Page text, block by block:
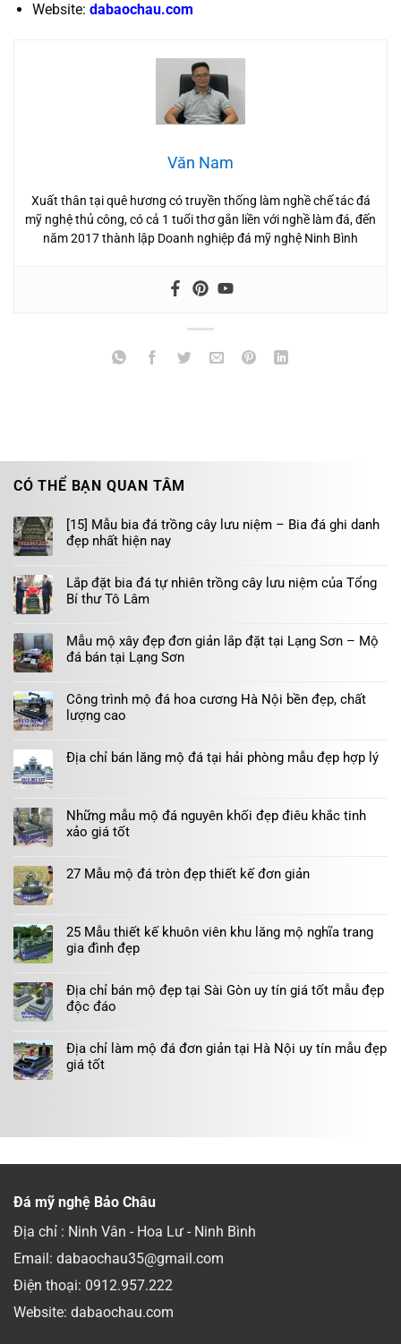
Website: dabaochau.com
Văn Nam
Xuất thân tại quê hương có truyền thống làm nghề chế tác đá
mỹ nghệ thủ công, có cả 1 tuổi thơ gắn liền với nghề làm đá, đến
năm 2017 thành lập Doanh nghiệp đá mỹ nghệ Ninh Bình
CÓ THỂ BẠN QUAN TÂM
[15] Mẫu bia đá trồng cây lưu niệm – Bia đá ghi danh
đẹp nhất hiện nay
Lắp đặt bia đá tự nhiên trồng cây lưu niệm của Tổng
Bí thư Tô Lâm
Mẫu mộ xây đẹp đơn giản lắp đặt tại Lạng Sơn – Mộ
đá bán tại Lạng Sơn
Công trình mộ đá hoa cương Hà Nội bền đẹp, chất
lượng cao
Địa chỉ bán lăng mộ đá tại hải phòng mẫu đẹp hợp lý
Những mẫu mộ đá nguyên khối đẹp điêu khắc tinh
xảo giá tốt
27 Mẫu mộ đá tròn đẹp thiết kế đơn giản
25 Mẫu thiết kế khuôn viên khu lăng mộ nghĩa trang
gia đình đẹp
Địa chỉ bán mộ đẹp tại Sài Gòn uy tín giá tốt mẫu đẹp
độc đáo
Địa chỉ làm mộ đá đơn giản tại Hà Nội uy tín mẫu đẹp
giá tốt
Đá mỹ nghệ Bảo Châu
Địa chỉ : Ninh Vân - Hoa Lư - Ninh Bình
Email: dabaochau35@gmail.com
Điện thoại: 0912.957.222
Website: dabaochau.com